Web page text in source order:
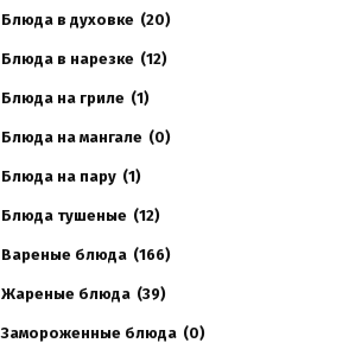
Блюда в духовке (20)
Блюда в нарезке (12)
Блюда на гриле (1)
Блюда на мангале (0)
Блюда на пару (1)
Блюда тушеные (12)
Вареные блюда (166)
Жареные блюда (39)
Замороженные блюда (0)